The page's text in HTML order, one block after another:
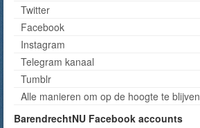
Twitter
Facebook
Instagram
Telegram kanaal
Tumblr
Alle manieren om op de hoogte te blijven
BarendrechtNU Facebook accounts